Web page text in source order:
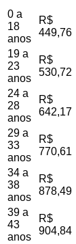
0 a
18
anos
R$
449,76
19 a
23
anos
R$
530,72
24 a
28
anos
R$
642,17
29 a
33
anos
R$
770,61
34 a
38
anos
R$
878,49
39 a
43
anos
R$
904,84